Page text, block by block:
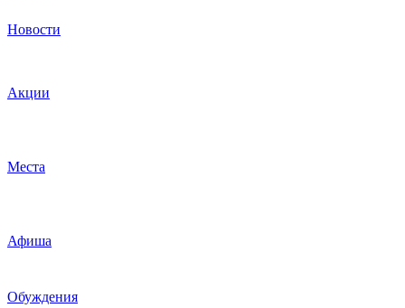
Новости
Акции
Места
Афиша
Обуждения